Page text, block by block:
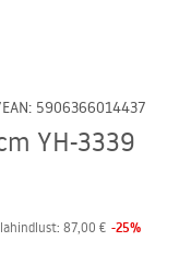
EAN: 5906366014437
YH-3339
87,00 € -25%